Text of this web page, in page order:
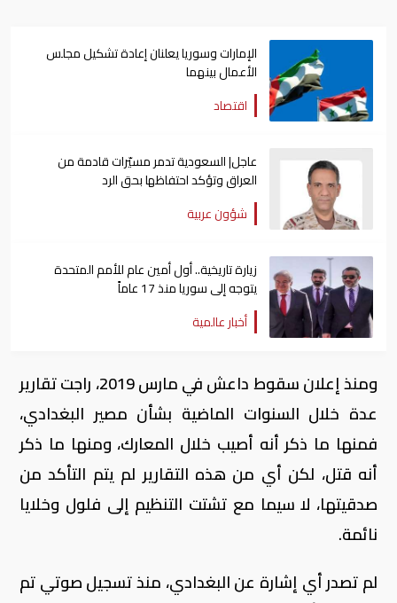
الإمارات وسوريا يعلنان إعادة تشكيل مجلس
الأعمال بينهما
اقتصاد
عاجل| السعودية تدمر مسيّرات قادمة من
العراق وتؤكد احتفاظها بحق الرد
شؤون عربية
زيارة تاريخية.. أول أمين عام للأمم المتحدة
يتوجه إلى سوريا منذ 17 عاماً
أخبار عالمية
ومنذ إعلان سقوط داعش في مارس 2019، راجت تقارير
عدة خلال السنوات الماضية بشأن مصير البغدادي،
فمنها ما ذكر أنه أصيب خلال المعارك، ومنها ما ذكر
أنه قتل، لكن أي من هذه التقارير لم يتم التأكد من
صدقيتها، لا سيما مع تشتت التنظيم إلى فلول وخلايا
نائمة.
لم تصدر أي إشارة عن البغدادي، منذ تسجيل صوتي تم